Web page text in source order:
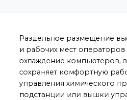
Раздельное размещение
и рабочих мест
охлаждение компьютеров,
сохраняет комфортную
управления химического
подстанции или вышки